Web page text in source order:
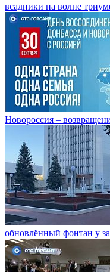
всадники на волне
Новороссия –
обновлённый фонтан у